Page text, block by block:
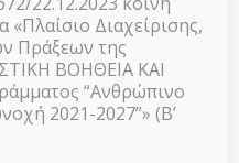
Διαχείρισης,
Πράξεων της
ΒΟΗΘΕΙΑ ΚΑΙ
“Ανθρώπινο
2021-2027”» (Β’